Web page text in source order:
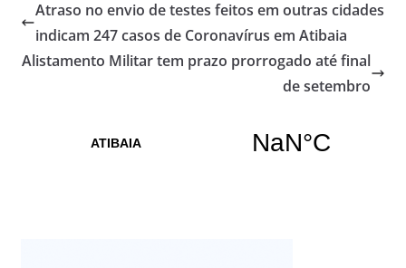
Atraso no envio de testes feitos em outras cidades
indicam 247 casos de Coronavírus em Atibaia
Alistamento Militar tem prazo prorrogado até final
de setembro